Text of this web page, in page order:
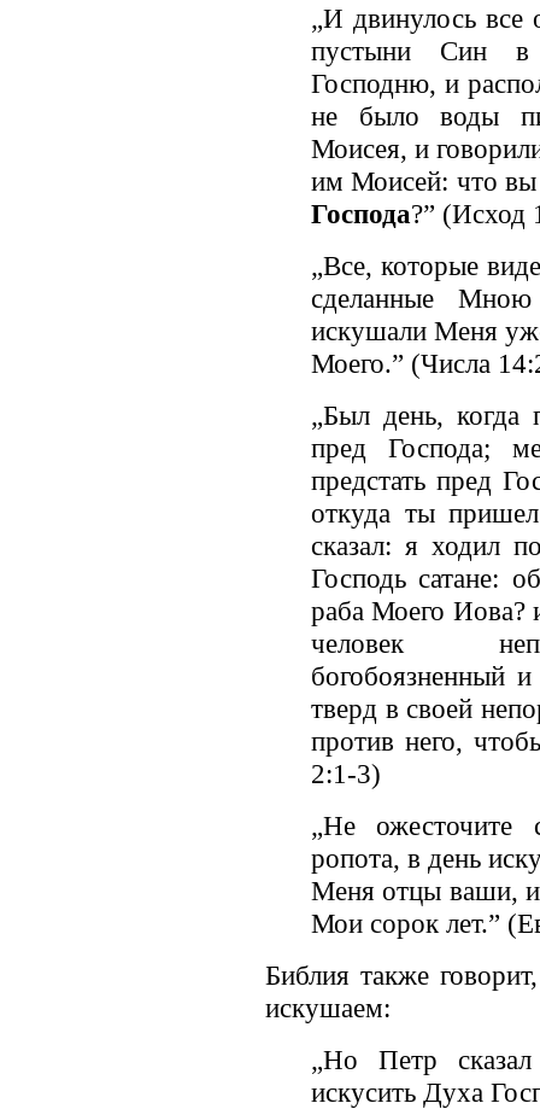
„И двинулось все
пустыни Син в
Господню, и
не было воды
Моисея, и
им Моисей: что
Господа?” (Исход
„Все, которые
сделанные
искушали Меня
Моего.” (Числа
„Был день, когда
пред Господа;
предстать пред
откуда ты
сказал: я ходил
Господь сатане:
раба Моего Иова?
человек
богобоязненный
тверд в своей
против него,
2:1-3)
„Не
ропота, в день
Меня отцы ваши,
Мои сорок лет.”
Библия также
искушаем:
„Но Петр
искусить Духа